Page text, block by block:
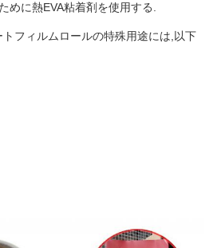
めに熱EVA粘着剤を使用する.
フィルムロールの特殊用途には,以下